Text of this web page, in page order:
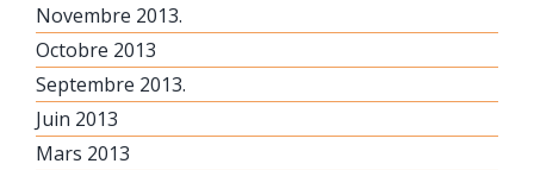
Novembre 2013.
Octobre 2013
Septembre 2013.
Juin 2013
Mars 2013